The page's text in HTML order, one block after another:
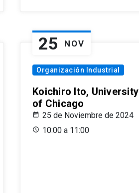
25 NOV
Organización Industrial
Koichiro Ito, University
of Chicago
25 de Noviembre de 2024
10:00 a 11:00